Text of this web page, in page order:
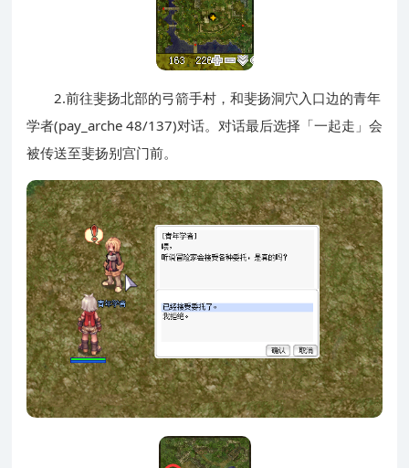
2.前往斐扬北部的弓箭手村，和斐扬洞穴入口边的青年
学者(pay_arche 48/137)对话。对话最后选择「一起走」会
被传送至斐扬别宫门前。